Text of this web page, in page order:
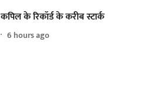
कपिल के रिकॉर्ड के करीब स्टार्क
6 hours ago